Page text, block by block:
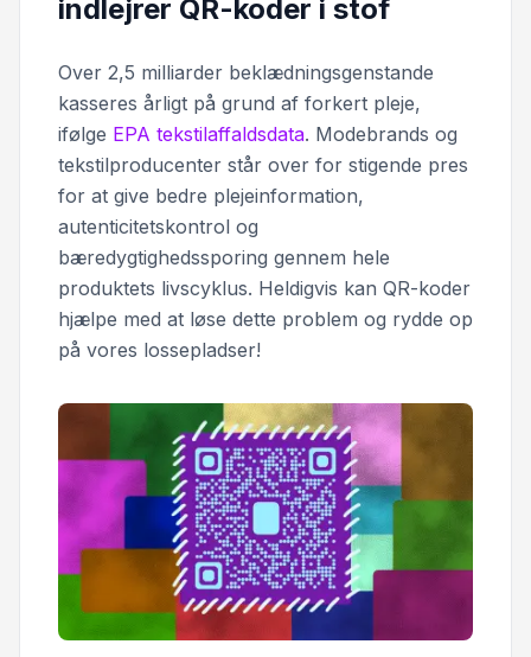
indlejrer QR-koder i stof
Over 2,5 milliarder beklædningsgenstande
kasseres årligt på grund af forkert pleje,
ifølge EPA tekstilaffaldsdata. Modebrands og
tekstilproducenter står over for stigende pres
for at give bedre plejeinformation,
autenticitetskontrol og
bæredygtighedssporing gennem hele
produktets livscyklus. Heldigvis kan QR-koder
hjælpe med at løse dette problem og rydde op
på vores lossepladser!